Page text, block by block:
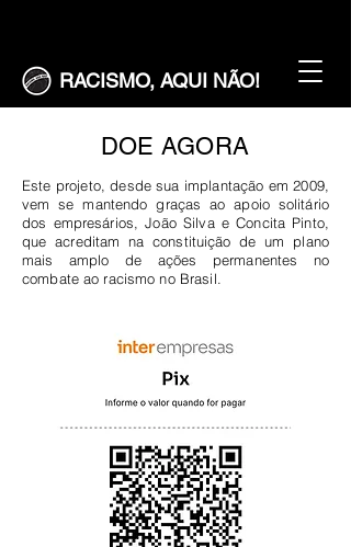
RACISMO, AQUI NÃO!
DOE AGORA
Este projeto, desde sua implantação em 2009,
vem se mantendo graças ao apoio solitário
dos empresários, João Silva e Concita Pinto,
que acreditam na constituição de um plano
mais amplo de ações permanentes no
combate ao racismo no Brasil.